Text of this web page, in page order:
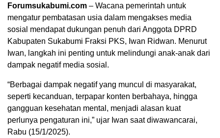
Forumsukabumi.com – Wacana pemerintah untuk
mengatur pembatasan usia dalam mengakses media
sosial mendapat dukungan penuh dari Anggota DPRD
Kabupaten Sukabumi Fraksi PKS, Iwan Ridwan. Menurut
Iwan, langkah ini penting untuk melindungi anak-anak dari
dampak negatif media sosial.
“Berbagai dampak negatif yang muncul di masyarakat,
seperti kecanduan, terpapar konten berbahaya, hingga
gangguan kesehatan mental, menjadi alasan kuat
perlunya pengaturan ini,” ujar Iwan saat diwawancarai,
Rabu (15/1/2025).